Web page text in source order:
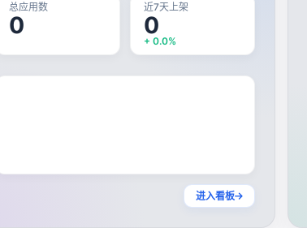
总应用数
0
近7天上架
0
+ 0.0%
进入看板